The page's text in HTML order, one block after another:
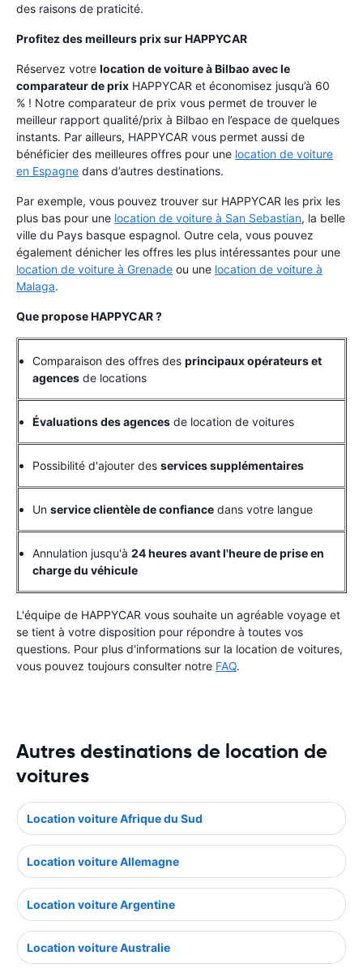
des raisons de praticité.
Profitez des meilleurs prix sur HAPPYCAR
Réservez votre location de voiture à Bilbao avec le
comparateur de prix HAPPYCAR et économisez jusqu’à 60
% ! Notre comparateur de prix vous permet de trouver le
meilleur rapport qualité/prix à Bilbao en l’espace de quelques
instants. Par ailleurs, HAPPYCAR vous permet aussi de
bénéficier des meilleures offres pour une location de voiture
en Espagne dans d’autres destinations.
Par exemple, vous pouvez trouver sur HAPPYCAR les prix les
plus bas pour une location de voiture à San Sebastian, la belle
ville du Pays basque espagnol. Outre cela, vous pouvez
également dénicher les offres les plus intéressantes pour une
location de voiture à Grenade ou une location de voiture à
Malaga.
Que propose HAPPYCAR ?
Comparaison des offres des principaux opérateurs et
agences de locations
Évaluations des agences de location de voitures
Possibilité d'ajouter des services supplémentaires
Un service clientèle de confiance dans votre langue
Annulation jusqu'à 24 heures avant l'heure de prise en
charge du véhicule
L'équipe de HAPPYCAR vous souhaite un agréable voyage et
se tient à votre disposition pour répondre à toutes vos
questions. Pour plus d'informations sur la location de voitures,
vous pouvez toujours consulter notre FAQ.
Autres destinations de location de
voitures
Location voiture Afrique du Sud
Location voiture Allemagne
Location voiture Argentine
Location voiture Australie